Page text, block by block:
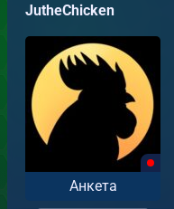
JutheChicken
Анкета